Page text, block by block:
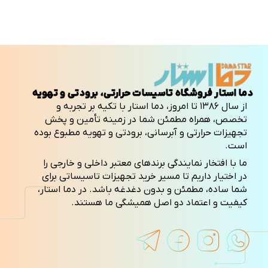
دما استار فروشگاه تاسیسات حرارتی، برودتی و تهویه
از سال ۱۳۸۶ تا امروز، دما استار با تکیه بر تجربه و
تخصص، همراه مطمئن شما در زمینه تأمین و پخش
تجهیزات حرارتی و آبرسانی، برودتی و تهویه مطبوع بوده
است.
ما با افتخار نمایندگی برندهای معتبر داخلی و خارجی را
در اختیار داریم تا مسیر خرید تجهیزات تاسیساتی برای
شما ساده، مطمئن و بدون دغدغه باشد. در دما استار،
کیفیت و اعتماد دو اصل همیشگی ما هستند.